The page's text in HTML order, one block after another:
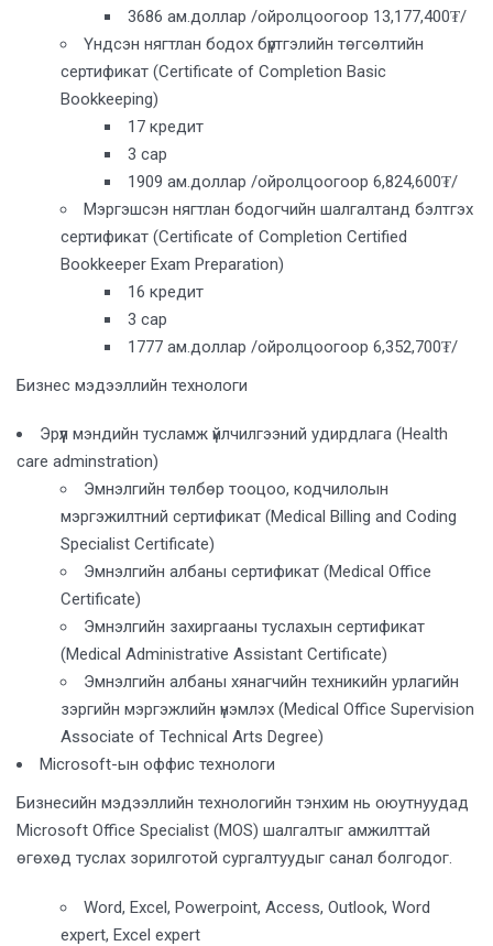
3686 ам.доллар /ойролцоогоор 13,177,400₮/
Үндсэн нягтлан бодох бүртгэлийн төгсөлтийн
сертификат (Certificate of Completion Basic
Bookkeeping)
17 кредит
3 сар
1909 ам.доллар /ойролцоогоор 6,824,600₮/
Мэргэшсэн нягтлан бодогчийн шалгалтанд бэлтгэх
сертификат (Certificate of Completion Certified
Bookkeeper Exam Preparation)
16 кредит
3 сар
1777 ам.доллар /ойролцоогоор 6,352,700₮/
Бизнес мэдээллийн технологи
Эрүүл мэндийн тусламж үйлчилгээний удирдлага (Health
care adminstration)
Эмнэлгийн төлбөр тооцоо, кодчилолын
мэргэжилтний сертификат (Medical Billing and Coding
Specialist Certificate)
Эмнэлгийн албаны сертификат (Medical Office
Certificate)
Эмнэлгийн захиргааны туслахын сертификат
(Medical Administrative Assistant Certificate)
Эмнэлгийн албаны хянагчийн техникийн урлагийн
зэргийн мэргэжлийн үнэмлэх (Medical Office Supervision
Associate of Technical Arts Degree)
Microsoft-ын оффис технологи
Бизнесийн мэдээллийн технологийн тэнхим нь оюутнуудад
Microsoft Office Specialist (MOS) шалгалтыг амжилттай
өгөхөд туслах зорилготой сургалтуудыг санал болгодог.
Word, Excel, Powerpoint, Access, Outlook, Word
expert, Excel expert